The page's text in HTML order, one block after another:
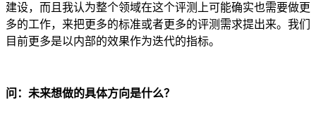
建设，而且我认为整个领域在这个评测上可能确实也需要做更
多的工作，来把更多的标准或者更多的评测需求提出来。我们
目前更多是以内部的效果作为迭代的指标。
问：未来想做的具体方向是什么？